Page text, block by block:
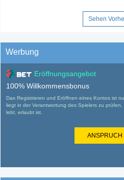
Sehen
Werbung
Eröffnungsangebot
100% Willkommensbonus
Das Registrieren und Eröffnen eines Kontos ist
liegt in der Verantwortung des Spielers zu
lebt, erlaubt ist.
ANSPRUCH